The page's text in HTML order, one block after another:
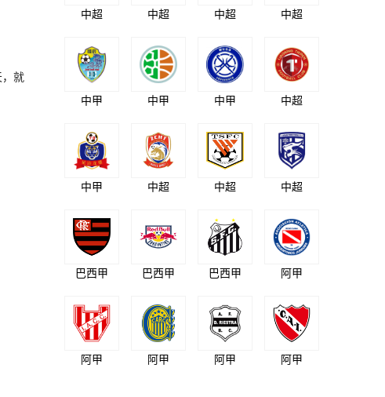
，就
中超 中超 中超 中超
中甲 中甲 中甲 中超
中甲 中超 中超 中超
巴西甲 巴西甲 巴西甲 阿甲
阿甲 阿甲 阿甲 阿甲